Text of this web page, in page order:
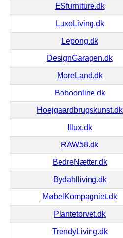
ESfurniture.dk
LuxoLiving.dk
Lepong.dk
DesignGaragen.dk
MoreLand.dk
Boboonline.dk
Hoejgaardbrugskunst.dk
Illux.dk
RAW58.dk
BedreNætter.dk
Bydahlliving.dk
MøbelKompagniet.dk
Plantetorvet.dk
TrendyLiving.dk